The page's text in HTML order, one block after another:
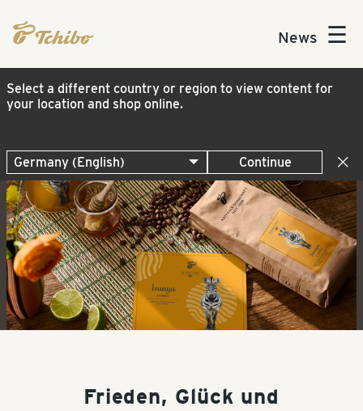
News ☰
Select a different country or region to view content for
your location and shop online.
Continue
Frieden, Glück und